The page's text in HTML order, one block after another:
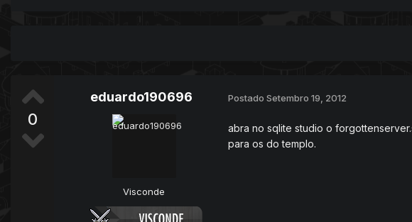
0
eduardo190696
Visconde
Postado Setembro 19, 2012
abra no sqlite studio o
para os do templo.